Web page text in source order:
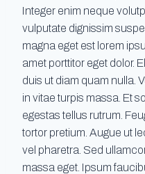
Integer enim neque
vulputate dignissim
magna eget est lorem
amet porttitor eget dolor.
duis ut diam quam nulla.
in vitae turpis massa. Et
egestas tellus rutrum.
tortor pretium. Augue ut
vel pharetra. Sed
massa eget. Ipsum